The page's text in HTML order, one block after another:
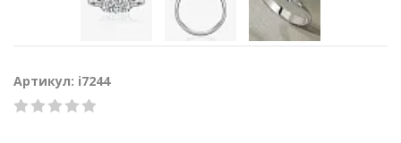
Артикул: i7244